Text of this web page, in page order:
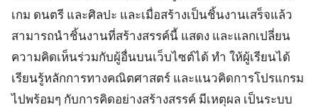
เกม ดนตรี และศิลปะ และเมื่อสร้างเป็นชิ้นงานเสร็จแล้ว
สามารถนำชิ้นงานที่สร้างสรรค์นี้ แสดง และแลกเปลี่ยน
ความคิดเห็นร่วมกับผู้อื่นบนเว็บไซต์ได้ ทำ ให้ผู้เรียนได้
เรียนรู้หลักการทางคณิตศาสตร์ และแนวคิดการโปรแกรม
ไปพร้อมๆ กับการคิดอย่างสร้างสรรค์ มีเหตุผล เป็นระบบ